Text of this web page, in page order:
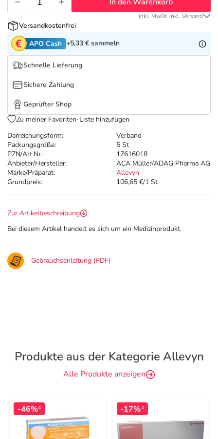
Tierapotheke
Vitamine & Mineralstoffe
Marken
Salus Deals
Darreichungsform:
Verband
Packungsgröße:
5 St
PZN/Art.Nr.:
17616018
Anbieter/Hersteller:
ACA Müller/ADAG Pharma AG
Marke/Präparat:
Allevyn
Grundpreis:
106,65 €/1 St
inkl. MwSt. inkl. Versand
Versandkostenfrei
APO Cash +5,33 € sammeln
Schnelle Lieferung
Sichere Zahlung
Geprüfter Shop
Zu meiner Favoriten-Liste hinzufügen
Zur Artikelbeschreibung
Bei diesem Artikel handelt es sich um ein Medizinprodukt.
Gebrauchsanleitung (PDF)
Produkte aus der Kategorie Allevyn
Alle Produkte anzeigen
-46%4 -17%4